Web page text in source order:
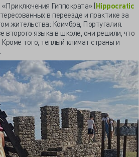
«Приключения Гиппократа» (Hippocratic
в переезде и практике за
жительства: Коимбра, Португалия.
второго языка в школе, они решили, что
того, теплый климат страны и